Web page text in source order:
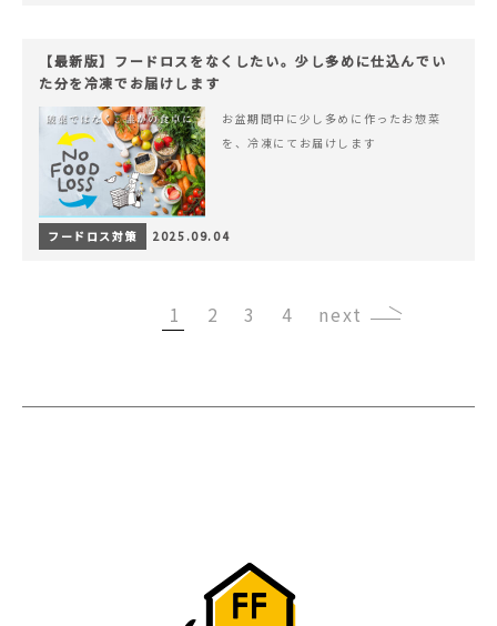
【最新版】フードロスをなくしたい。少し多めに仕込んでい
た分を冷凍でお届けします
お盆期間中に少し多めに作ったお惣菜
を、冷凍にてお届けします
フードロス対策 2025.09.04
1 2 3 4 ›